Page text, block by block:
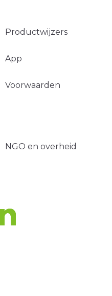
Productwijzers
App
Voorwaarden
NGO en overheid